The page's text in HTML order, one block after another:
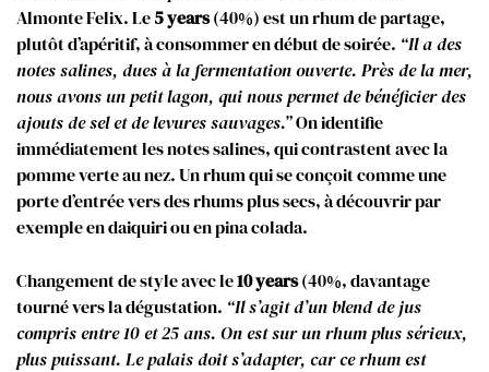
Almonte Felix. Le5 years(40%) est un rhum de partage,
plutôt d’apéritif, à consommer en début de soirée. “Il a des
notes salines, dues à la fermentation ouverte. Près de la mer,
nous avons un petit lagon, qui nous permet de bénéficier des
ajouts de sel et de levures sauvages.”On identifie
immédiatement les notes salines, qui contrastent avec la
pomme verte au nez. Un rhum qui se conçoit comme une
porte d’entrée vers des rhums plus secs, à découvrir par
exemple en daiquiri ou en pina colada.
Changement de style avec le10 years(40%, davantage
tourné vers la dégustation. “Il s’agit d’un blend de jus
compris entre 10 et 25 ans. On est sur un rhum plus sérieux,
plus puissant. Le palais doit s’adapter, car ce rhum est